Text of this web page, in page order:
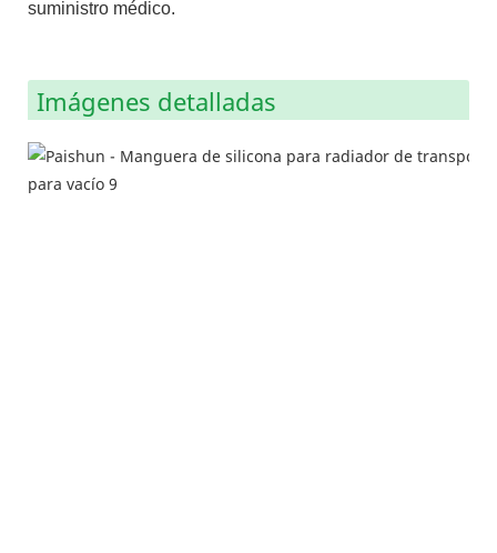
suministro médico.
Imágenes detalladas